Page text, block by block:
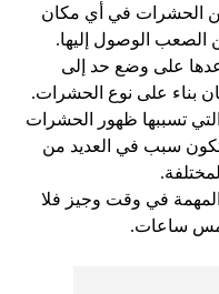
الحشرات في أي مكان
الصعب الوصول إليها.
على وضع حد إلى
بناء على نوع الحشرات.
تسببها ظهور الحشرات
سبب في العديد من
المهمة في وقت وجيز فلا
خمس ساعات.